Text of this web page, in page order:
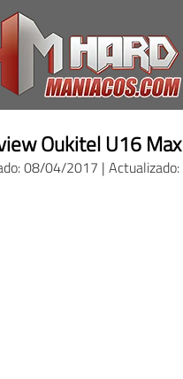
Oukitel U16 Max
08/04/2017 | Actualizado: